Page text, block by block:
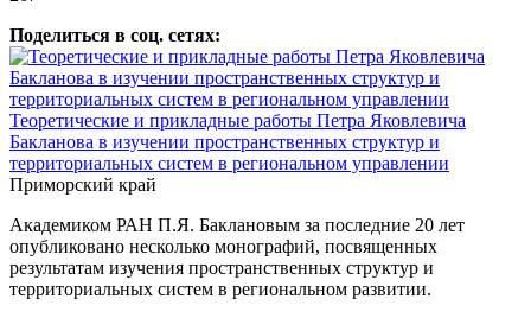
Поделиться в соц. сетях:
Теоретические и прикладные работы Петра Яковлевича
Бакланова в изучении пространственных структур и
территориальных систем в региональном управлении
Приморский край
Академиком РАН П.Я. Баклановым за последние 20 лет
опубликовано несколько монографий, посвященных
результатам изучения пространственных структур и
территориальных систем в региональном развитии.